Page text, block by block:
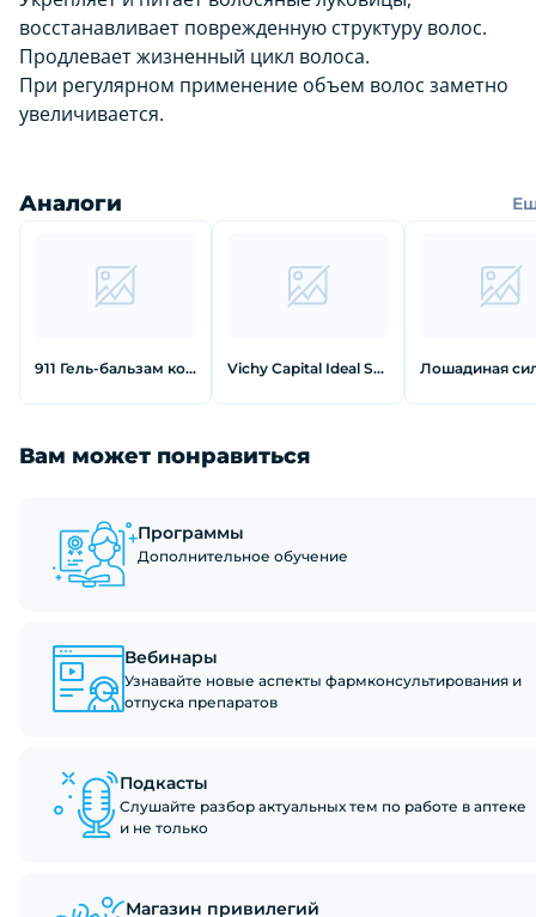
восстанавливает поврежденную структуру волос.
Продлевает жизненный цикл волоса.
При регулярном применение объем волос заметно
увеличивается.
Аналоги
911 Гель-бальзам конский каштан 100 мл Vichy Capital Ideal Soleil Спрей-вуаль увлажняющий SPF50 200 мл
Вам может понравиться
Программы
Дополнительное обучение
Вебинары
Узнавайте новые аспекты фармконсультирования и
отпуска препаратов
Подкасты
Слушайте разбор актуальных тем по работе в аптеке
и не только
Магазин привилегий